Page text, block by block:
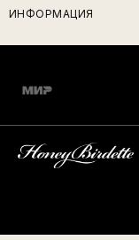
ИНФОРМАЦИЯ